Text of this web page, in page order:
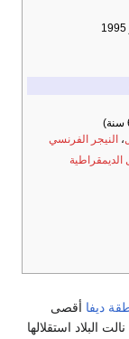
، النيجر الفرنسي
ديفا أقصى
البلاد استقلالها